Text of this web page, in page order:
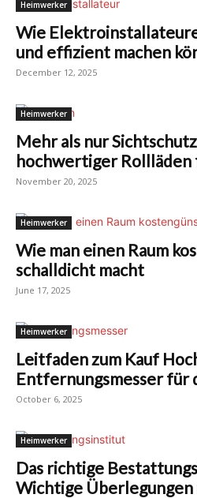
Heimwerker
Wie
und effizient machen
December 12, 2025
Heimwerker
Mehr als nur
hochwertiger Rollläden
November 20, 2025
Heimwerker
Wie man einen Raum
schalldicht macht
June 17, 2025
Heimwerker
Leitfaden zum Kauf
Entfernungsmesser für
October 6, 2025
Heimwerker
Das richtige
Wichtige